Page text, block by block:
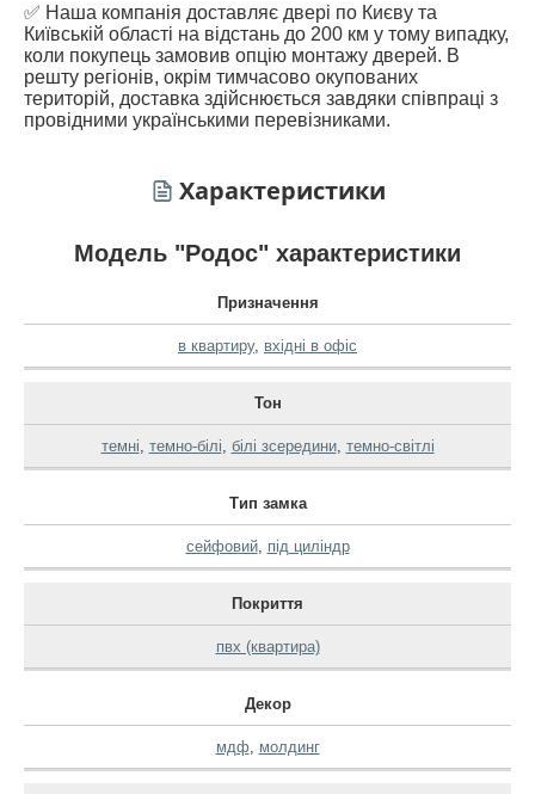
✅ Наша компанія доставляє двері по Києву та
Київській області на відстань до 200 км у тому випадку,
коли покупець замовив опцію монтажу дверей. В
решту регіонів, окрім тимчасово окупованих
територій, доставка здійснюється завдяки співпраці з
провідними українськими перевізниками.
Характеристики
Модель "Родос" характеристики
Призначення
в квартиру, вхідні в офіс
Тон
темні темно-білі білі зсередини, темно-світлі
Тип замка
сейфовий, під циліндр
Покриття
пвх (квартира)
Декор
мдф молдинг